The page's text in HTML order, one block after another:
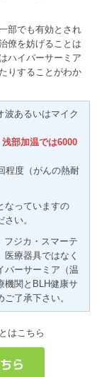
部でも有効とされ
僚を妨げることは
ハイパーサーミア
りすることがわか
波あるいはマイク
浅部加温では6000
程度（がんの熱耐
なっていますの
さい。
フジカ・スマーテ
療器具ではなく
パーサーミア（温
機関とBLH健康サ
了承下さい。
はこちら